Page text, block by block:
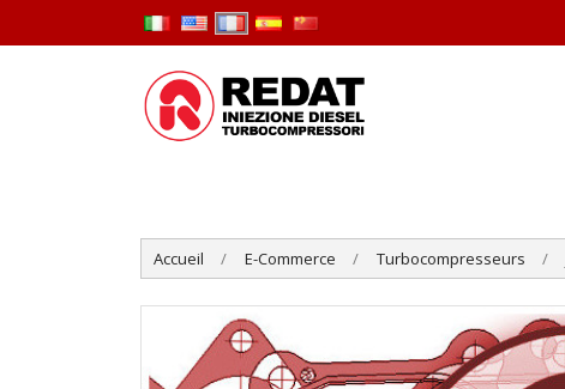
Accueil E-Commerce Turbocompresseurs